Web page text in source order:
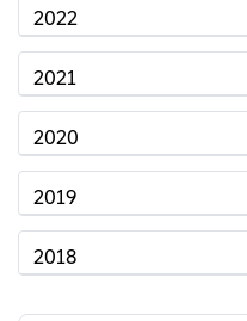
2022
2021
2020
2019
2018